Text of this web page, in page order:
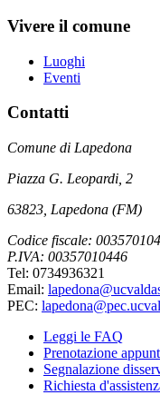
Vivere il comune
Luoghi
Eventi
Contatti
Comune di Lapedona
Piazza G. Leopardi, 2
63823, Lapedona (FM)
Codice fiscale:
P.IVA: 00357010446
Tel: 0734936321
Email:
PEC:
Leggi le FAQ
Prenotazione
Segnalazione
Richiesta